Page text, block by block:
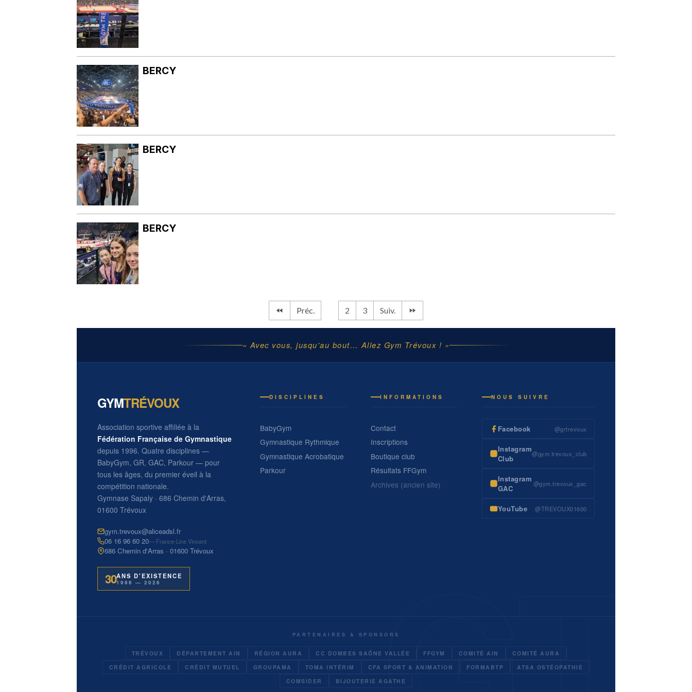
BERCY
BERCY
BERCY
Préc. 2 3 Suiv.
« Avec vous, jusqu'au bout… Allez Gym Trévoux ! »
GYMTRÉVOUX
Association sportive affiliée à la
Fédération Française de Gymnastique
depuis 1996. Quatre disciplines —
BabyGym, GR, GAC, Parkour — pour
tous les âges, du premier éveil à la
compétition nationale.
Gymnase Sapaly · 686 Chemin d'Arras,
01600 Trévoux
gym.trevoux@aliceadsl.fr
06 16 96 60 20— France-Line Vincent
686 Chemin d'Arras · 01600 Trévoux
30ANS D'EXISTENCE
1996 — 2026
DISCIPLINES
BabyGym
Gymnastique Rythmique
Gymnastique Acrobatique
Parkour
INFORMATIONS
Contact
Inscriptions
Boutique club
Résultats FFGym
Archives (ancien site)
NOUS SUIVRE
Facebook @grtrevoux
Instagram
Club
@gym.trevoux_club
Instagram
GAC
@gym.trevoux_gac
YouTube @TREVOUX01600
PARTENAIRES & SPONSORS
TRÉVOUX DÉPARTEMENT AIN RÉGION AURA CC DOMBES SAÔNE VALLÉE FFGYM COMITÉ AIN
COMITÉ AURA
CRÉDIT AGRICOLE
CRÉDIT MUTUEL GROUPAMA TOMA INTÉRIM CFA SPORT & ANIMATION FORMABTP
ATSA OSTÉOPATHIE
COMSIDER
BIJOUTERIE AGATHE